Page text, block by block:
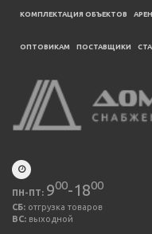
КОМПЛЕКТАЦИЯ ОБЪЕКТОВ
ОПТОВИКАМ ПОСТАВЩИКИ
ПН-ПТ: 900-1800
СБ: отгрузка товаров
ВС: выходной